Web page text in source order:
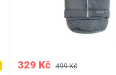
329 Kč 499 Kč